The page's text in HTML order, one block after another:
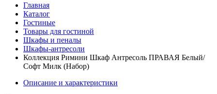
Главная
Каталог
Гостиные
Товары для гостиной
Шкафы и пеналы
Шкафы-антресоли
Коллекция Римини Шкаф Антресоль ПРАВАЯ Белый/
Софт Милк (Набор)
Описание и характеристики